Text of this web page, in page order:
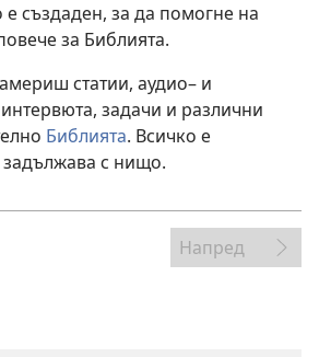
създаден, за да помогне на
за Библията.
статии, аудио– и
задачи и различни
Библията. Всичко е
задължава с нищо.
Напред